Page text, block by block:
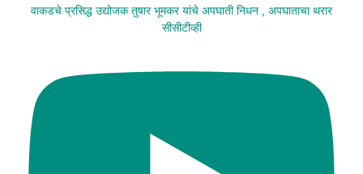
वाकडचे प्रसिद्ध उद्योजक तुषार भूमकर यांचे अपघाती निधन , अपघाताचा थरार
सीसीटीव्ही